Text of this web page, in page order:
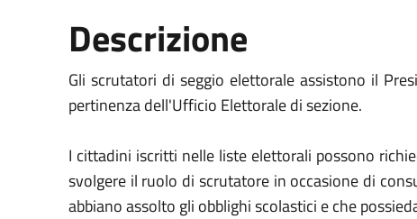
Descrizione
Gli scrutatori di seggio elettorale assistono il
pertinenza dell'Ufficio Elettorale di sezione.
I cittadini iscritti nelle liste elettorali possono
svolgere il ruolo di scrutatore in occasione di
abbiano assolto gli obblighi scolastici e che